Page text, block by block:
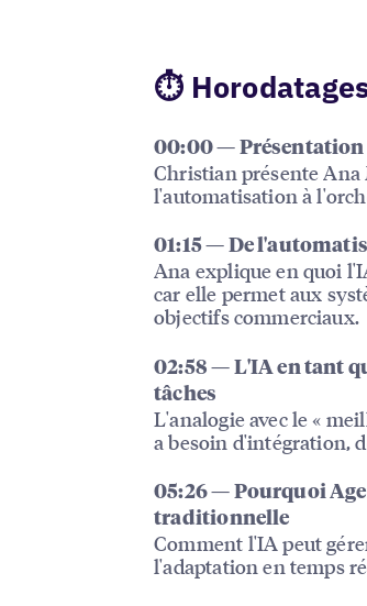
⏱
00:00 —
Christian présente Ana
l'automatisation à
01:15 — De
Ana explique en quoi
car elle permet aux
objectifs commerciaux.
02:58 — L'IA en tant
tâches
L'analogie avec le «
a besoin d'intégration,
05:26 — Pourquoi
traditionnelle
Comment l'IA peut
l'adaptation en temps